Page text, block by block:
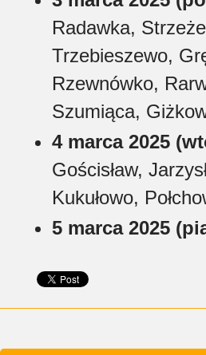
Radawka,
Trzebieszewo,
Rzewnówko,
Szumiąca,
4 marca 2025
Gościsław,
Kukułowo,
5 marca 2025